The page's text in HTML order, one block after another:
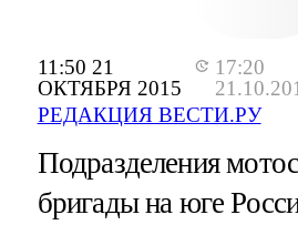
11:50 21
ОКТЯБРЯ 2015
17:20
РЕДАКЦИЯ ВЕСТИ.РУ
Подразделения
бригады на юге